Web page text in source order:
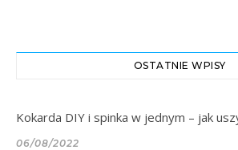
OSTATNIE WPISY
Kokarda DIY i spinka w jednym – jak
06/08/2022